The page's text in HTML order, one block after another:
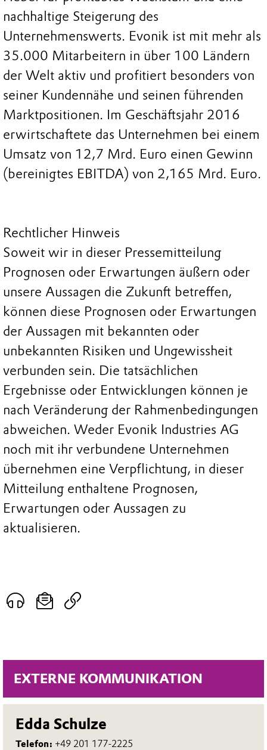
EXTERNE KOMMUNIKATION
Edda Schulze
Telefon: +49 201 177-2225
nachhaltige Steigerung des
Unternehmenswerts. Evonik ist mit mehr als
35.000 Mitarbeitern in über 100 Ländern
der Welt aktiv und profitiert besonders von
seiner Kundennähe und seinen führenden
Marktpositionen. Im Geschäftsjahr 2016
erwirtschaftete das Unternehmen bei einem
Umsatz von 12,7 Mrd. Euro einen Gewinn
(bereinigtes EBITDA) von 2,165 Mrd. Euro.
Rechtlicher Hinweis
Soweit wir in dieser Pressemitteilung
Prognosen oder Erwartungen äußern oder
unsere Aussagen die Zukunft betreffen,
können diese Prognosen oder Erwartungen
der Aussagen mit bekannten oder
unbekannten Risiken und Ungewissheit
verbunden sein. Die tatsächlichen
Ergebnisse oder Entwicklungen können je
nach Veränderung der Rahmenbedingungen
abweichen. Weder Evonik Industries AG
noch mit ihr verbundene Unternehmen
übernehmen eine Verpflichtung, in dieser
Mitteilung enthaltene Prognosen,
Erwartungen oder Aussagen zu
aktualisieren.